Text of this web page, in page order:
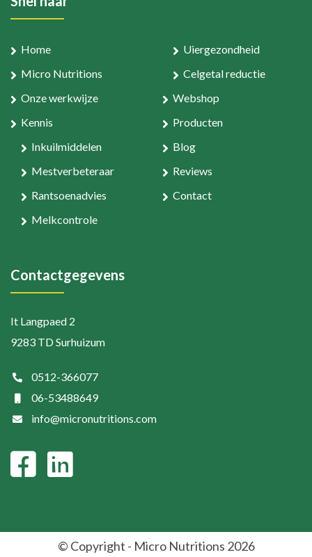
Home
Micro Nutritions
Onze werkwijze
Kennis
Inkuilmiddelen
Mestverbeteraar
Rantsoenadvies
Melkcontrole
Uiergezondheid
Celgetal reductie
Webshop
Producten
Blog
Reviews
Contact
Contactgegevens
It Langpaed 2
9283 TD Surhuizum
0512-366077
06-53488649
info@micronutritions.com
© Copyright - Micro Nutritions 2026